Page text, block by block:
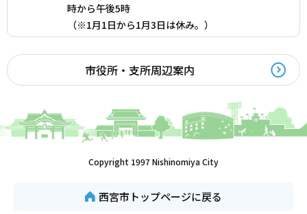
時から午後5時
（※1月1日から1月3日は休み。）
市役所・支所周辺案内
Copyright 1997 Nishinomiya City
西宮市トップページに戻る